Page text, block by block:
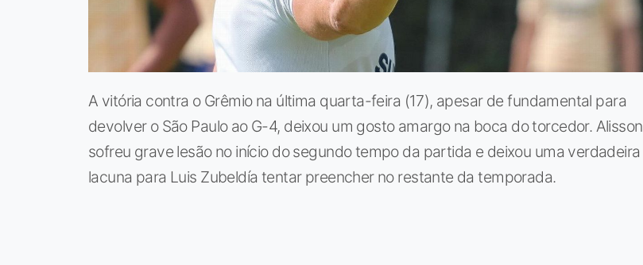
A vitória contra o Grêmio na última quarta-feira (17), apesar de fundamental para
devolver o São Paulo ao G-4, deixou um gosto amargo na boca do torcedor. Alisson
sofreu grave lesão no início do segundo tempo da partida e deixou uma verdadeira
lacuna para Luis Zubeldía tentar preencher no restante da temporada.